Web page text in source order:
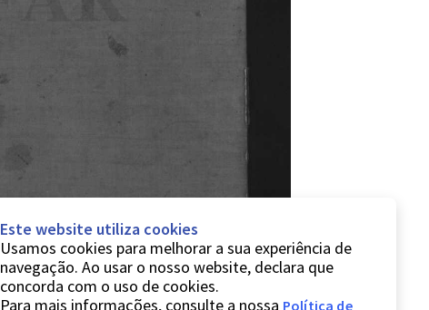
Este website utiliza cookies
Usamos cookies para melhorar a sua experiência de
navegação. Ao usar o nosso website, declara que
concorda com o uso de cookies.
Para mais informações, consulte a nossa Política de